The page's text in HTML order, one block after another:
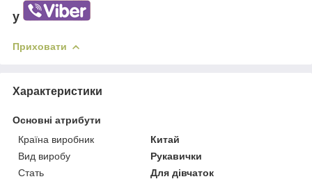
у
Приховати
Характеристики
Основні атрибути
Країна виробник
Китай
Вид виробу
Рукавички
Стать
Для дівчаток